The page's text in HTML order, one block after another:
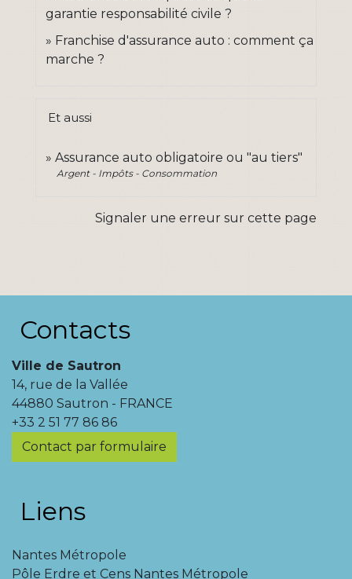
garantie responsabilité civile ?
Franchise d'assurance auto : comment ça
marche ?
Et aussi
Assurance auto obligatoire ou "au tiers"
Argent - Impôts - Consommation
Signaler une erreur sur cette page
Contacts
Ville de Sautron
14, rue de la Vallée
44880 Sautron - FRANCE
+33 2 51 77 86 86
Contact par formulaire
Liens
Nantes Métropole
Pôle Erdre et Cens Nantes Métropole